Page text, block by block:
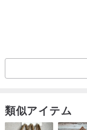
類似アイテム